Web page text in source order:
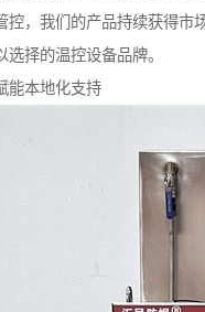
控，我们的产品持续获得市
选择的温控设备品牌。
能本地化支持